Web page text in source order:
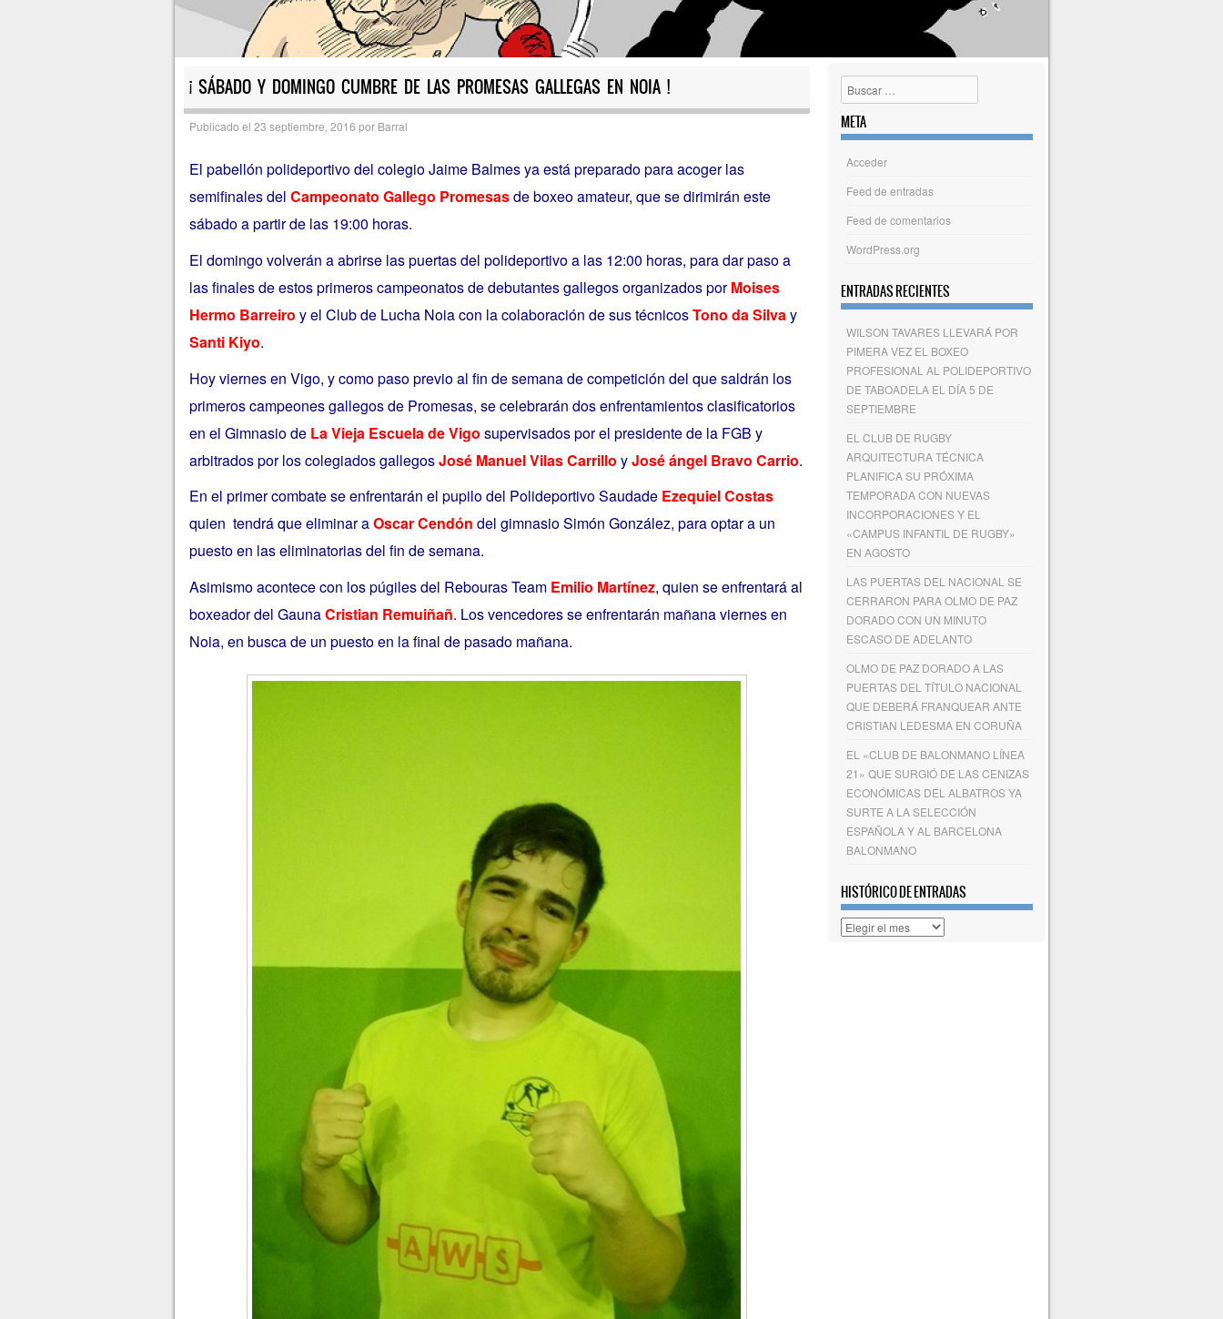
¡ SÁBADO Y DOMINGO CUMBRE DE LAS PROMESAS GALLEGAS EN NOIA !
Publicado el 23 septiembre, 2016 por Barral
El pabellón polideportivo del colegio Jaime Balmes ya está preparado para acoger las
semifinales del Campeonato Gallego Promesasde boxeo amateur, que se dirimirán este
sábado a partir de las 19:00 horas.
El domingo volverán a abrirse las puertas del polideportivo a las 12:00 horas, para dar paso a
las finales de estos primeros campeonatos de debutantes gallegos organizados porMoises
Hermo Barreiro y el Club de Lucha Noia con la colaboración de sus técnicosTono da Silvay
Santi Kiyo.
Hoy viernes en Vigo, y como paso previo al fin de semana de competición del que saldrán los
primeros campeones gallegos de Promesas, se celebrarán dos enfrentamientos clasificatorios
en el Gimnasio deLa Vieja Escuela de Vigo supervisados por el presidente de la FGB y
arbitrados por los colegiados gallegosJosé Manuel Vilas Carrillo yJosé ángel Bravo Carrio.
En el primer combate se enfrentarán el pupilo del Polideportivo Saudade Ezequiel Costas
quien tendrá que eliminar aOscar Cendón del gimnasio Simón González, para optar a un
puesto en las eliminatorias del fin de semana.
Asimismo acontece con los púgiles del Rebouras Team Emilio Martínez, quien se enfrentará al
boxeador del GaunaCristian Remuiñañ. Los vencedores se enfrentarán mañana viernes en
Noia, en busca de un puesto en la final de pasado mañana.
Buscar
META
Acceder
Feed de entradas
Feed de comentarios
WordPress.org
ENTRADAS RECIENTES
WILSON TAVARES LLEVARÁ POR
PIMERA VEZ EL BOXEO
PROFESIONAL AL POLIDEPORTIVO
DE TABOADELA EL DÍA 5 DE
SEPTIEMBRE
EL CLUB DE RUGBY
ARQUITECTURA TÉCNICA
PLANIFICA SU PRÓXIMA
TEMPORADA CON NUEVAS
INCORPORACIONES Y EL
«CAMPUS INFANTIL DE RUGBY»
EN AGOSTO
LAS PUERTAS DEL NACIONAL SE
CERRARON PARA OLMO DE PAZ
DORADO CON UN MINUTO
ESCASO DE ADELANTO
OLMO DE PAZ DORADO A LAS
PUERTAS DEL TÍTULO NACIONAL
QUE DEBERÁ FRANQUEAR ANTE
CRISTIAN LEDESMA EN CORUÑA
EL «CLUB DE BALONMANO LÍNEA
21» QUE SURGIÓ DE LAS CENIZAS
ECONÓMICAS DEL ALBATROS YA
SURTE A LA SELECCIÓN
ESPAÑOLA Y AL BARCELONA
BALONMANO
HISTÓRICO DE ENTRADAS
Histórico